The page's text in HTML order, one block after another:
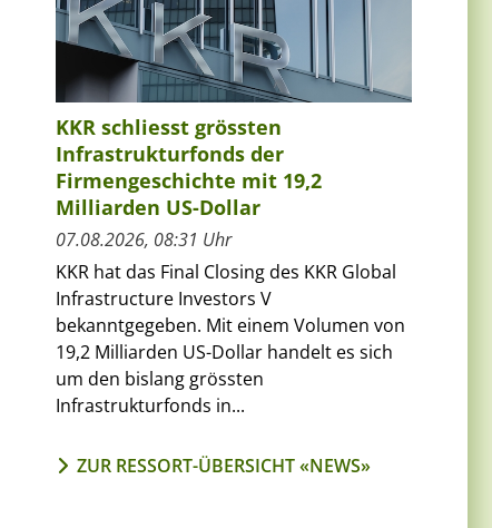
KKR schliesst grössten
Infrastrukturfonds der
Firmengeschichte mit 19,2
Milliarden US-Dollar
07.08.2026, 08:31 Uhr
KKR hat das Final Closing des KKR Global
Infrastructure Investors V
bekanntgegeben. Mit einem Volumen von
19,2 Milliarden US-Dollar handelt es sich
um den bislang grössten
Infrastrukturfonds in...
ZUR RESSORT-ÜBERSICHT «NEWS»